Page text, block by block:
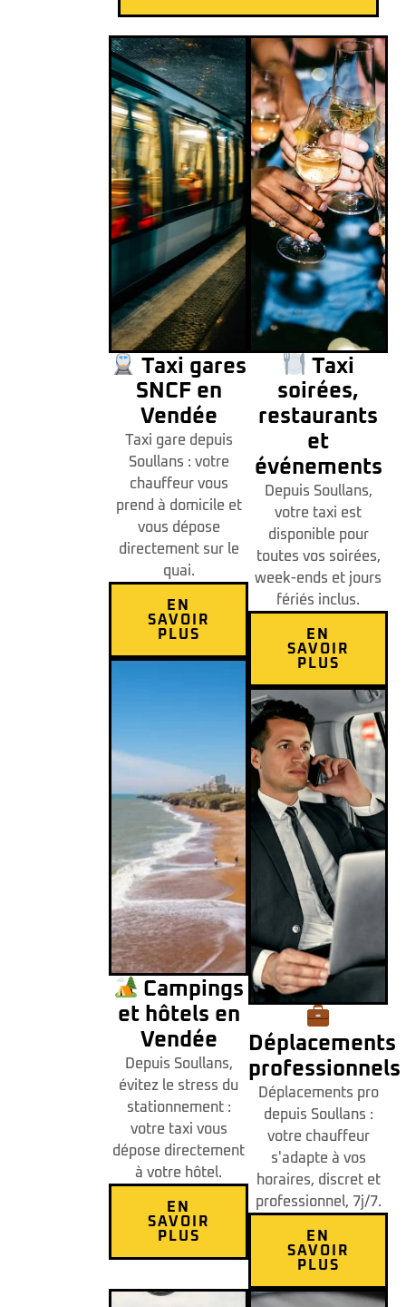
Taxi gares
SNCF en
Vendée
Taxi gare depuis
Soullans : votre
chauffeur vous
prend à domicile et
vous dépose
directement sur le
quai.
EN
SAVOIR
PLUS
Campings
et hôtels en
Vendée
Depuis Soullans,
évitez le stress du
stationnement :
votre taxi vous
dépose directement
à votre hôtel.
EN
SAVOIR
PLUS
Taxi
soirées,
restaurants
et
événements
Depuis Soullans,
votre taxi est
disponible pour
toutes vos soirées,
week-ends et jours
fériés inclus.
EN
SAVOIR
PLUS
Déplacements
professionnels
Déplacements pro
depuis Soullans :
votre chauffeur
s'adapte à vos
horaires, discret et
professionnel, 7j/7.
EN
SAVOIR
PLUS